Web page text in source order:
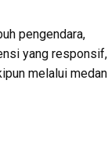
pengendara,
yang responsif,
melalui medan